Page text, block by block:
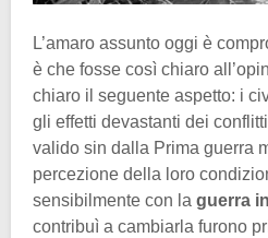
L’amaro assunto oggi è
è che fosse così chiaro
chiaro il seguente aspetto: i
gli effetti devastanti dei
valido sin dalla Prima guerra
percezione della loro
sensibilmente con la guerra
contribuì a cambiarla furono